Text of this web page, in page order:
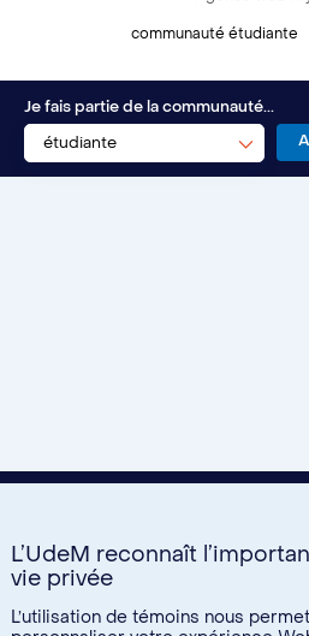
Soutien aux
Santé et
Nous
communauté étudiante
Je fais partie de la communauté...
étudiante
L’UdeM reconnaît
vie privée
L’utilisation de témoins nous